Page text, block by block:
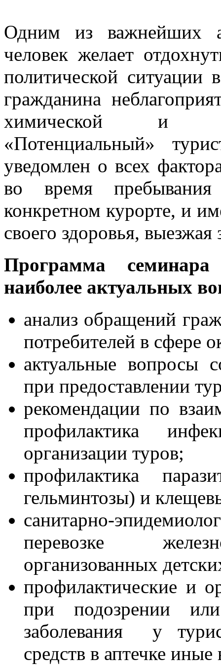
Одним из важнейших
человек желает
политической ситуации
гражданина
химической и
«Потенциальный»
уведомлен о всех
во время
конкретном курорте, и
своего здоровья,
Программа семинара
наиболее актуальных
анализ обращений
потребителей в сфере
актуальные вопросы
при предоставлении
рекомендации по
профилактика
организации туров;
профилактика
гельминтозы) и
санитарно-
перевозке
организованных
профилактические и
при подозрении
заболевания у
средств в аптечке